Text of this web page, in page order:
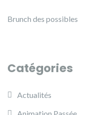
Brunch des possibles
Catégories
Actualités